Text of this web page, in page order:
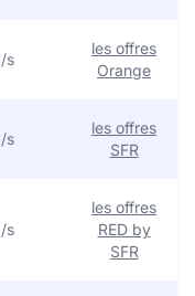
s
les offres
Orange
s
les offres
SFR
s
les offres
RED by
SFR